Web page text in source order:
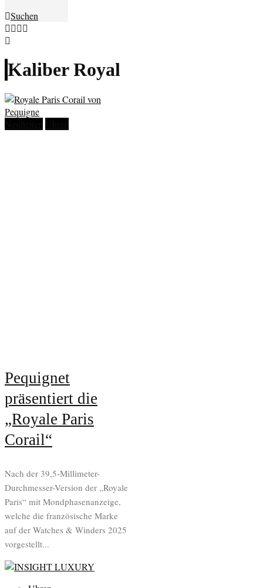
Suchen
Kaliber Royal
Pequignet
präsentiert die
„Royale Paris
Corail“
Nach der 39,5-Millimeter-
Durchmesser-Version der „Royale
Paris“ mit Mondphasenanzeige,
welche die französische Marke
auf der Watches & Winders 2025
vorgestellt...